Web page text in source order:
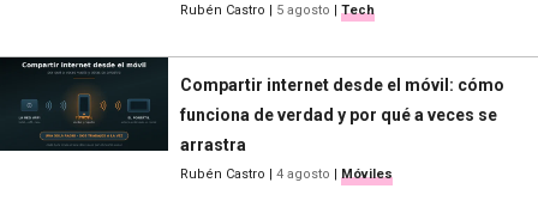
Rubén Castro | 5 agosto | Tech
Compartir internet desde el móvil: cómo
funciona de verdad y por qué a veces se
arrastra
Rubén Castro | 4 agosto | Móviles